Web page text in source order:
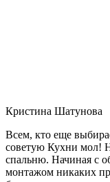
Кристина Шатунова
Всем, кто еще
советую Кухни мол!
спальню. Начиная с
монтажом никаких